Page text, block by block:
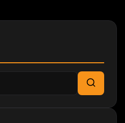
Cerca